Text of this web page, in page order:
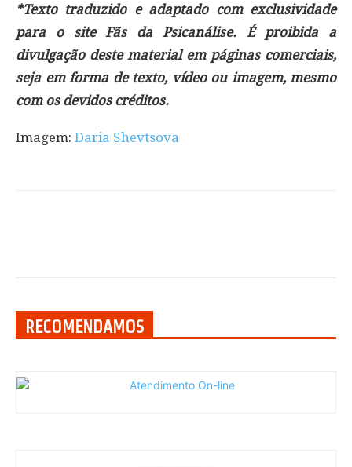
*Texto traduzido e adaptado com exclusividade
para o site Fãs da Psicanálise. É proibida a
divulgação deste material em páginas comerciais,
seja em forma de texto, vídeo ou imagem, mesmo
com os devidos créditos.
Imagem: Daria Shevtsova
RECOMENDAMOS